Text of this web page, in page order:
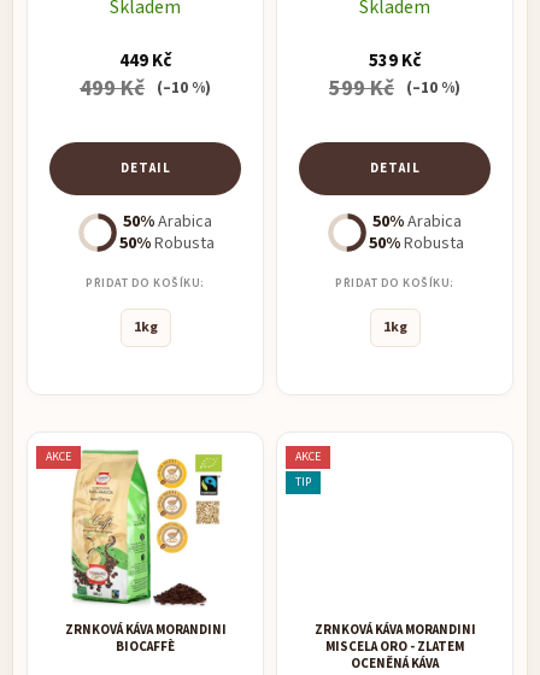
Skladem
449 Kč
499 Kč (–10 %)
DETAIL
50%Arabica
50%Robusta
PŘIDAT DO KOŠÍKU:
1kg
Skladem
539 Kč
599 Kč (–10 %)
DETAIL
50%Arabica
50%Robusta
PŘIDAT DO KOŠÍKU:
1kg
AKCE
ZRNKOVÁ KÁVA MORANDINI
BIOCAFFÈ
AKCE
TIP
ZRNKOVÁ KÁVA MORANDINI
MISCELA ORO - ZLATEM
OCENĚNÁ KÁVA